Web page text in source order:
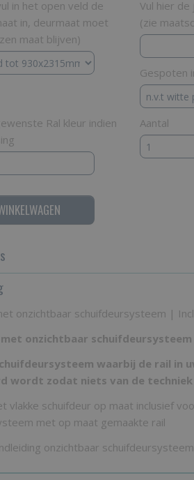
in het open veld de
in, deurmaat moet
maat blijven)
Vul hier
(zie
Gespoten
Ral kleur indien
Aantal
onzichtbaar schuifdeursysteem |
onzichtbaar
waarbij de rail in
wordt zodat niets van de
vlakke schuifdeur op maat inclusief
met op maat gemaakte rail
onzichtbaar